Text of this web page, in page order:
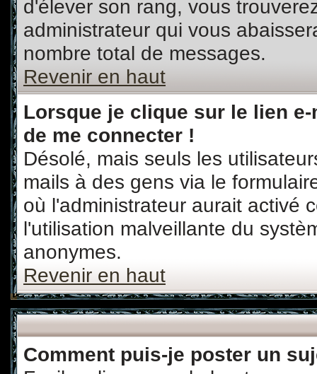
d'élever son rang, vous
administrateur qui vous
nombre total de messages.
Revenir en haut
Lorsque je clique sur le lien
de me connecter !
Désolé, mais seuls les
mails à des gens via le
où l'administrateur aurait activé
l'utilisation malveillante du
anonymes.
Revenir en haut
Comment puis-je poster un